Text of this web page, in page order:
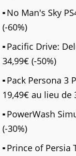
No Man's Sky
(-60%)
Pacific Drive:
34,99€ (-50%)
Pack Persona 3
19,49€ au lieu de
PowerWash
(-30%)
Prince of Persia